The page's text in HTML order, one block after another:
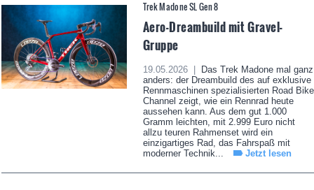
Trek Madone SL Gen 8
Aero-Dreambuild mit Gravel-
Gruppe
19.05.2026 |
Das Trek Madone mal ganz
anders: der Dreambuild des auf exklusive
Rennmaschinen spezialisierten Road Bike
Channel zeigt, wie ein Rennrad heute
aussehen kann. Aus dem gut 1.000
Gramm leichten, mit 2.999 Euro nicht
allzu teuren Rahmenset wird ein
einzigartiges Rad, das Fahrspaß mit
moderner Technik...
Jetzt lesen